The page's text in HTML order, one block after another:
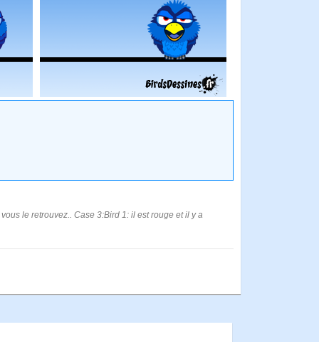
le retrouvez.. Case 3:Bird 1: il est rouge et il y a